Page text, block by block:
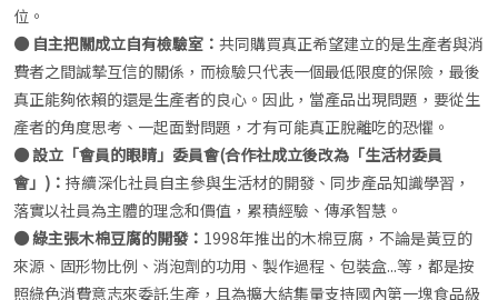
位。
● 自主把關成立自有檢驗室： 共同購買真正希望建立的是生產者與消
費者之間誠摯互信的關係，而檢驗只代表一個最低限度的保險，最後
真正能夠依賴的還是生產者的良心。因此，當產品出現問題，要從生
產者的角度思考、一起面對問題，才有可能真正脫離吃的恐懼。
● 設立「會員的眼睛」委員會(合作社成立後改為「生活材委員
會」)： 持續深化社員自主參與生活材的開發、同步產品知識學習，
落實以社員為主體的理念和價值，累積經驗、傳承智慧。
● 綠主張木棉豆腐的開發： 1998年推出的木棉豆腐，不論是黃豆的
來源、固形物比例、消泡劑的功用、製作過程、包裝盒...等，都是按
照綠色消費意志來委託生產，且為擴大結集量支持國內第一塊食品級